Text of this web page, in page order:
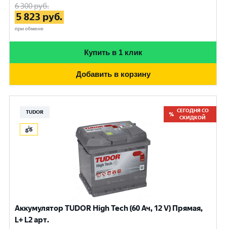
6 300руб.
5 823 руб.
при обмене
Купить в 1 клик
Добавить в корзину
TUDOR
СЕГОДНЯ СО
СКИДКОЙ
Аккумулятор TUDOR High Tech (60 Ач, 12 V) Прямая,
L+ L2 арт.